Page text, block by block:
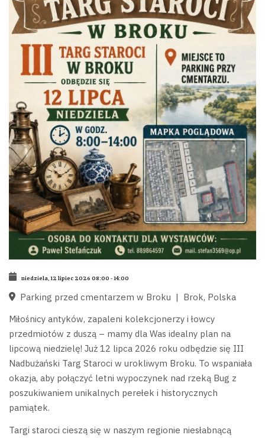
niedziela, 12 lipiec 2026 08:00 -14:00
Parking przed cmentarzem w Broku | Brok, Polska
Miłośnicy antyków, zapaleni kolekcjonerzy i łowcy
przedmiotów z duszą – mamy dla Was idealny plan na
lipcową niedzielę! Już 12 lipca 2026 roku odbędzie się III
Nadbużański Targ Staroci w urokliwym Broku. To wspaniała
okazja, aby połączyć letni wypoczynek nad rzeką Bug z
poszukiwaniem unikalnych perełek i historycznych
pamiątek.
Targi staroci cieszą się w naszym regionie niesłabnącą